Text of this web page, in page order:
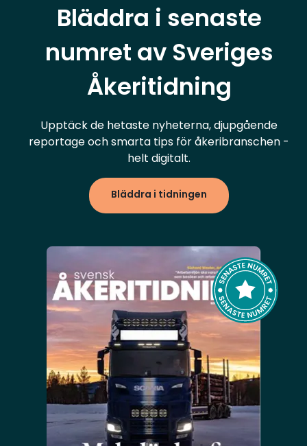
Bläddra i senaste
numret av Sveriges
Åkeritidning
Upptäck de hetaste nyheterna, djupgående
reportage och smarta tips för åkeribranschen -
helt digitalt.
Bläddra i tidningen